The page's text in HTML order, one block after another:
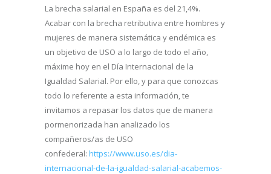
La brecha salarial en España es del 21,4%.
Acabar con la brecha retributiva entre hombres y
mujeres de manera sistemática y endémica es
un objetivo de USO a lo largo de todo el año,
máxime hoy en el Día Internacional de la
Igualdad Salarial. Por ello, y para que conozcas
todo lo referente a esta información, te
invitamos a repasar los datos que de manera
pormenorizada han analizado los
compañeros/as de USO
confederal: https://www.uso.es/dia-
internacional-de-la-igualdad-salarial-acabemos-